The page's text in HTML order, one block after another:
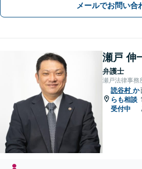
メールでお問い合
瀬戸 伸
弁護士
瀬戸法律事務
読谷村 か
らも相談
受付中